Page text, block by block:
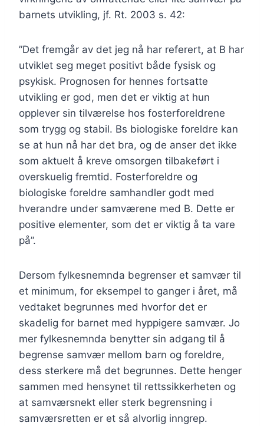
barnets utvikling, jf. Rt. 2003 s. 42:
”Det fremgår av det jeg nå har referert, at B har
utviklet seg meget positivt både fysisk og
psykisk. Prognosen for hennes fortsatte
utvikling er god, men det er viktig at hun
opplever sin tilværelse hos fosterforeldrene
som trygg og stabil. Bs biologiske foreldre kan
se at hun nå har det bra, og de anser det ikke
som aktuelt å kreve omsorgen tilbakeført i
overskuelig fremtid. Fosterforeldre og
biologiske foreldre samhandler godt med
hverandre under samværene med B. Dette er
positive elementer, som det er viktig å ta vare
på”.
Dersom fylkesnemnda begrenser et samvær til
et minimum, for eksempel to ganger i året, må
vedtaket begrunnes med hvorfor det er
skadelig for barnet med hyppigere samvær. Jo
mer fylkesnemnda benytter sin adgang til å
begrense samvær mellom barn og foreldre,
dess sterkere må det begrunnes. Dette henger
sammen med hensynet til rettssikkerheten og
at samværsnekt eller sterk begrensning i
samværsretten er et så alvorlig inngrep.